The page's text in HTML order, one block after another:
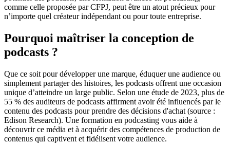
comme celle proposée par CFPJ, peut être un atout précieux pour
n’importe quel créateur indépendant ou pour toute entreprise.
Pourquoi maîtriser la conception de
podcasts ?
Que ce soit pour développer une marque, éduquer une audience ou
simplement partager des histoires, les podcasts offrent une occasion
unique d’atteindre un large public. Selon une étude de 2023, plus de
55 % des auditeurs de podcasts affirment avoir été influencés par le
contenu des podcasts pour prendre des décisions d'achat (source :
Edison Research). Une formation en podcasting vous aide à
découvrir ce média et à acquérir des compétences de production de
contenus qui captivent et fidélisent votre audience.